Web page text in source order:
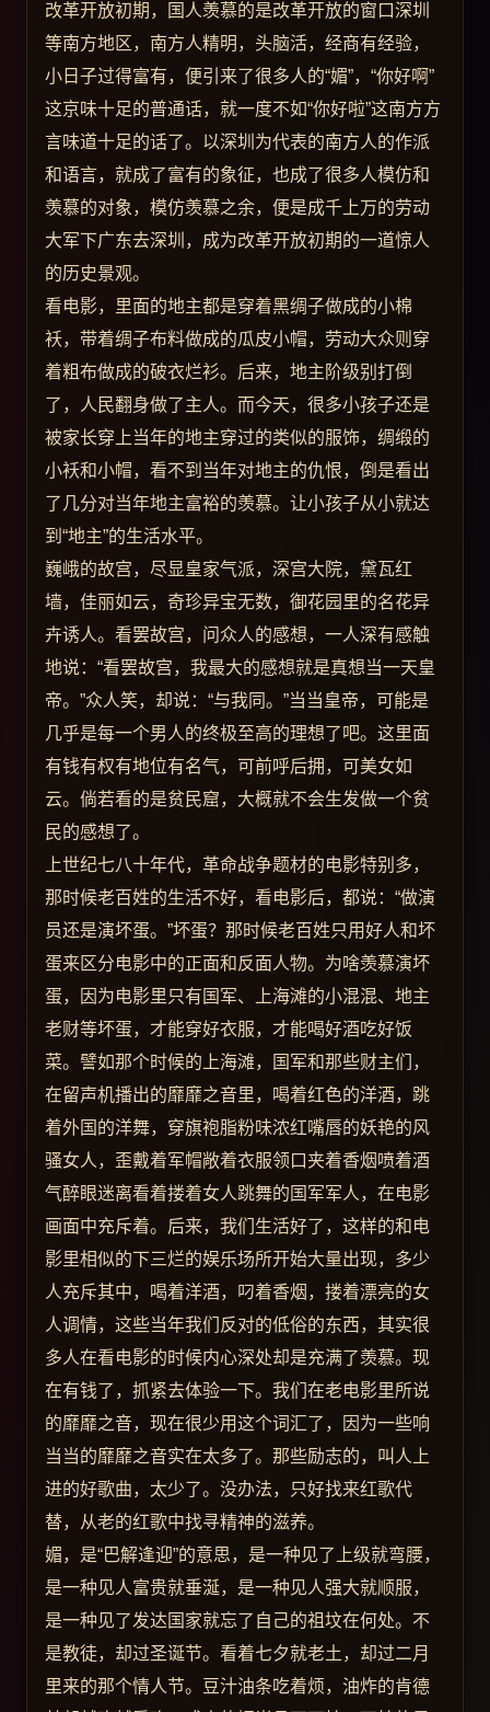
改革开放初期，国人羡慕的是改革开放的窗口深圳
等南方地区，南方人精明，头脑活，经商有经验，
小日子过得富有，便引来了很多人的“媚”，“你好啊”
这京味十足的普通话，就一度不如“你好啦”这南方方
言味道十足的话了。以深圳为代表的南方人的作派
和语言，就成了富有的象征，也成了很多人模仿和
羡慕的对象，模仿羡慕之余，便是成千上万的劳动
大军下广东去深圳，成为改革开放初期的一道惊人
的历史景观。
看电影，里面的地主都是穿着黑绸子做成的小棉
袄，带着绸子布料做成的瓜皮小帽，劳动大众则穿
着粗布做成的破衣烂衫。后来，地主阶级别打倒
了，人民翻身做了主人。而今天，很多小孩子还是
被家长穿上当年的地主穿过的类似的服饰，绸缎的
小袄和小帽，看不到当年对地主的仇恨，倒是看出
了几分对当年地主富裕的羡慕。让小孩子从小就达
到“地主”的生活水平。
巍峨的故宫，尽显皇家气派，深宫大院，黛瓦红
墙，佳丽如云，奇珍异宝无数，御花园里的名花异
卉诱人。看罢故宫，问众人的感想，一人深有感触
地说：“看罢故宫，我最大的感想就是真想当一天皇
帝。”众人笑，却说：“与我同。”当当皇帝，可能是
几乎是每一个男人的终极至高的理想了吧。这里面
有钱有权有地位有名气，可前呼后拥，可美女如
云。倘若看的是贫民窟，大概就不会生发做一个贫
民的感想了。
上世纪七八十年代，革命战争题材的电影特别多，
那时候老百姓的生活不好，看电影后，都说：“做演
员还是演坏蛋。”坏蛋？那时候老百姓只用好人和坏
蛋来区分电影中的正面和反面人物。为啥羡慕演坏
蛋，因为电影里只有国军、上海滩的小混混、地主
老财等坏蛋，才能穿好衣服，才能喝好酒吃好饭
菜。譬如那个时候的上海滩，国军和那些财主们，
在留声机播出的靡靡之音里，喝着红色的洋酒，跳
着外国的洋舞，穿旗袍脂粉味浓红嘴唇的妖艳的风
骚女人，歪戴着军帽敞着衣服领口夹着香烟喷着酒
气醉眼迷离看着搂着女人跳舞的国军军人，在电影
画面中充斥着。后来，我们生活好了，这样的和电
影里相似的下三烂的娱乐场所开始大量出现，多少
人充斥其中，喝着洋酒，叼着香烟，搂着漂亮的女
人调情，这些当年我们反对的低俗的东西，其实很
多人在看电影的时候内心深处却是充满了羡慕。现
在有钱了，抓紧去体验一下。我们在老电影里所说
的靡靡之音，现在很少用这个词汇了，因为一些响
当当的靡靡之音实在太多了。那些励志的，叫人上
进的好歌曲，太少了。没办法，只好找来红歌代
替，从老的红歌中找寻精神的滋养。
媚，是“巴解逢迎”的意思，是一种见了上级就弯腰，
是一种见人富贵就垂涎，是一种见人强大就顺服，
是一种见了发达国家就忘了自己的祖坟在何处。不
是教徒，却过圣诞节。看着七夕就老土，却过二月
里来的那个情人节。豆汁油条吃着烦，油炸的肯德